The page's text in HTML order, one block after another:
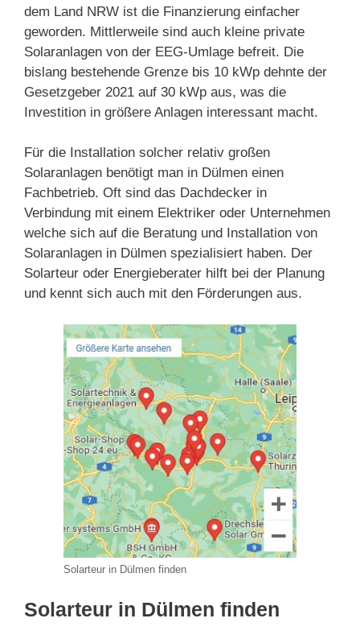
dem Land NRW ist die Finanzierung einfacher
geworden. Mittlerweile sind auch kleine private
Solaranlagen von der EEG-Umlage befreit. Die
bislang bestehende Grenze bis 10 kWp dehnte der
Gesetzgeber 2021 auf 30 kWp aus, was die
Investition in größere Anlagen interessant macht.
Für die Installation solcher relativ großen
Solaranlagen benötigt man in Dülmen einen
Fachbetrieb. Oft sind das Dachdecker in
Verbindung mit einem Elektriker oder Unternehmen
welche sich auf die Beratung und Installation von
Solaranlagen in Dülmen spezialisiert haben. Der
Solarteur oder Energieberater hilft bei der Planung
und kennt sich auch mit den Förderungen aus.
Solarteur in Dülmen finden
Solarteur in Dülmen finden